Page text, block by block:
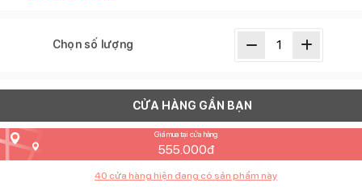
Chọn số lượng
CỬA HÀNG GẦN BẠN
Giá mua tại cửa hàng
555.000đ
40 cửa hàng hiện đang có sản phẩm này